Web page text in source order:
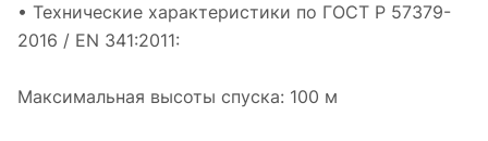
• Технические характеристики по ГОСТ Р 57379-
2016 / EN 341:2011:
Максимальная высоты спуска: 100 м